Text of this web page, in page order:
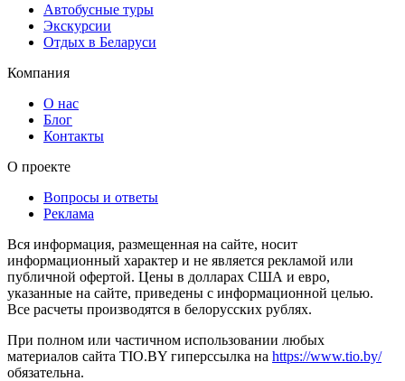
Автобусные туры
Экскурсии
Отдых в Беларуси
Компания
О нас
Блог
Контакты
О проекте
Вопросы и ответы
Реклама
Вся информация, размещенная на сайте, носит
информационный характер и не является рекламой или
публичной офертой. Цены в долларах США и евро,
указанные на сайте, приведены с информационной целью.
Все расчеты производятся в белорусских рублях.
При полном или частичном использовании любых
материалов сайта TIO.BY гиперссылка на https://www.tio.by/
обязательна.